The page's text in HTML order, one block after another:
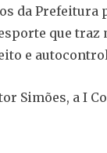
da Prefeitura
que
e
Simões, a I